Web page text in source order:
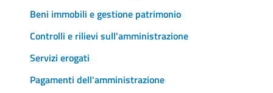
Beni immobili e gestione patrimonio
Controlli e rilievi sull'amministrazione
Servizi erogati
Pagamenti dell'amministrazione